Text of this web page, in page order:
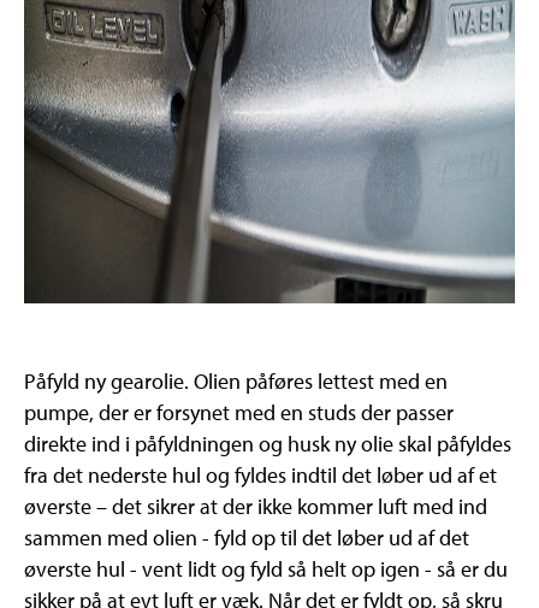
Påfyld ny gearolie. Olien påføres lettest med en
pumpe, der er forsynet med en studs der passer
direkte ind i påfyldningen og husk ny olie skal påfyldes
fra det nederste hul og fyldes indtil det løber ud af et
øverste – det sikrer at der ikke kommer luft med ind
sammen med olien - fyld op til det løber ud af det
øverste hul - vent lidt og fyld så helt op igen - så er du
sikker på at evt luft er væk. Når det er fyldt op, så skru